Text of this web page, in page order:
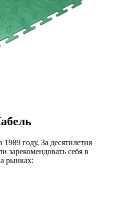
году. За десятилетия
зарекомендовать себя в
рынках: